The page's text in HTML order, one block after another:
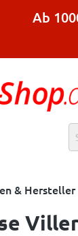
Ab
& Hersteller